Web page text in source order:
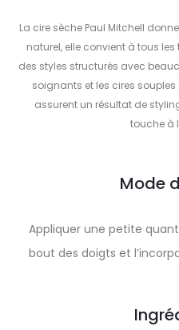
La cire sèche Paul Mitchell
naturel, elle convient à tous
des styles structurés avec
soignants et les cires
assurent un résultat de
touche à
Mode
Appliquer une petite
bout des doigts et